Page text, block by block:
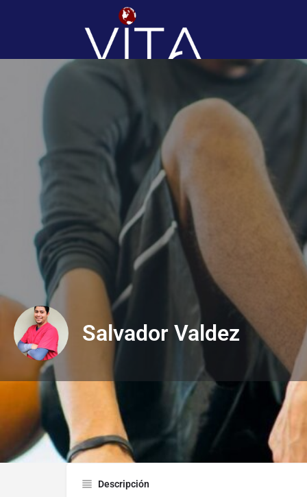
Salvador Valdez
Descripción